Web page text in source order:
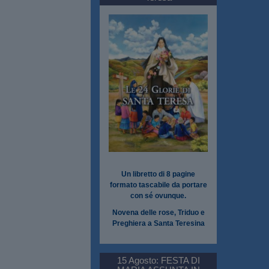
Un libretto di 8 pagine
formato tascabile da portare
con sé ovunque.
Novena delle rose, Triduo e
Preghiera a Santa Teresina
15 Agosto: FESTA DI